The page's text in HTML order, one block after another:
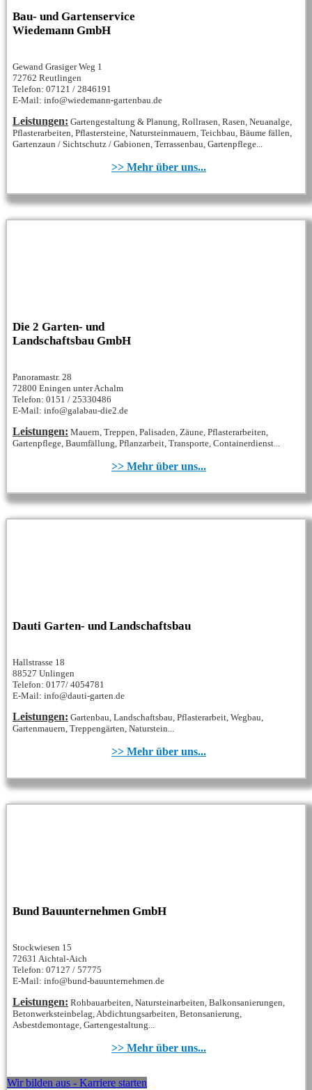
Bau- und Gartenservice
Wiedemann GmbH
Gewand Grasiger Weg 1
72762 Reutlingen
Telefon: 07121 / 2846191
E-Mail: info@wiedemann-gartenbau.de
Leistungen: Gartengestaltung & Planung, Rollrasen, Rasen, Neuanalge,
Pflasterarbeiten, Pflastersteine, Natursteinmauern, Teichbau, Bäume fällen,
Gartenzaun / Sichtschutz / Gabionen, Terrassenbau, Gartenpflege...
>> Mehr über uns...
Die 2 Garten- und
Landschaftsbau GmbH
Panoramastr. 28
72800 Eningen unter Achalm
Telefon: 0151 / 25330486
E-Mail: info@galabau-die2.de
Leistungen: Mauern, Treppen, Palisaden, Zäune, Pflasterarbeiten,
Gartenpflege, Baumfällung, Pflanzarbeit, Transporte, Containerdienst...
>> Mehr über uns...
Dauti Garten- und Landschaftsbau
Hallstrasse 18
88527 Unlingen
Telefon: 0177/ 4054781
E-Mail: info@dauti-garten.de
Leistungen: Gartenbau, Landschaftsbau, Pflasterarbeit, Wegbau,
Gartenmauern, Treppengärten, Naturstein...
>> Mehr über uns...
Bund Bauunternehmen GmbH
Stockwiesen 15
72631 Aichtal-Aich
Telefon: 07127 / 57775
E-Mail: info@bund-bauunternehmen.de
Leistungen: Rohbauarbeiten, Natursteinarbeiten, Balkonsanierungen,
Betonwerksteinbelag, Abdichtungsarbeiten, Betonsanierung,
Asbestdemontage, Gartengestaltung...
>> Mehr über uns...
Wir bilden aus - Karriere starten